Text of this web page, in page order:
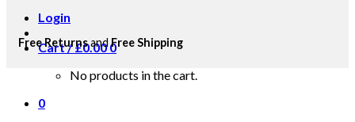
Login
Cart /£0.00 0
No products in the cart.
0
Free ReturnsandFree Shipping